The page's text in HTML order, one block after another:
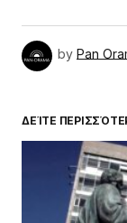
by Pan
ΔΕΊΤΕ